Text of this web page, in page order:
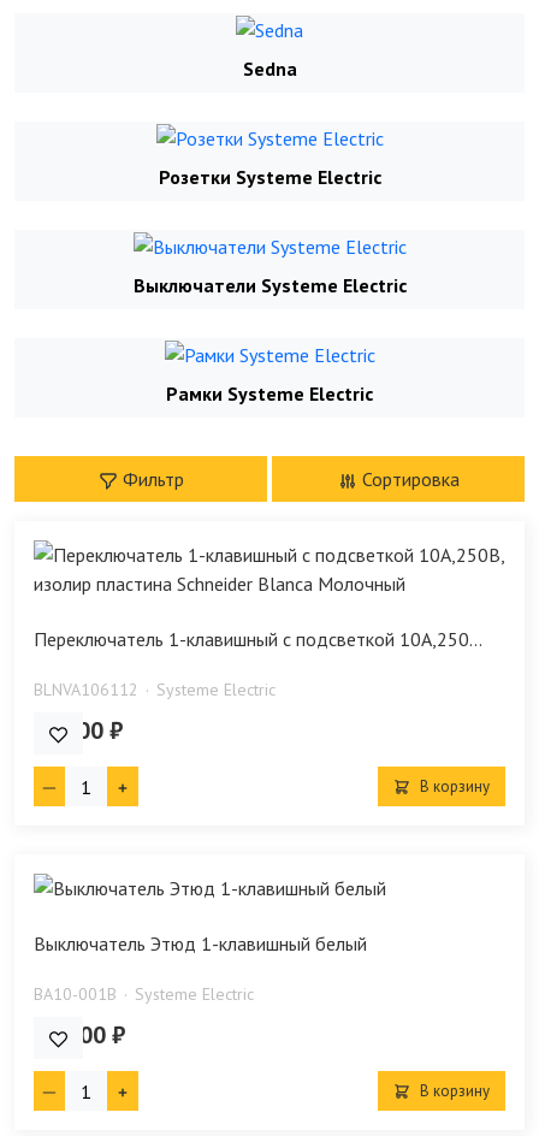
Sedna
Розетки Systeme Electric
Выключатели Systeme Electric
Рамки Systeme Electric
Фильтр Сортировка
Переключатель 1-клавишный с подсветкой 10А,250...
BLNVA106112 Systeme Electric
397.00 ₽
В корзину
Выключатель Этюд 1-клавишный белый
BA10-001B Systeme Electric
193.00 ₽
В корзину